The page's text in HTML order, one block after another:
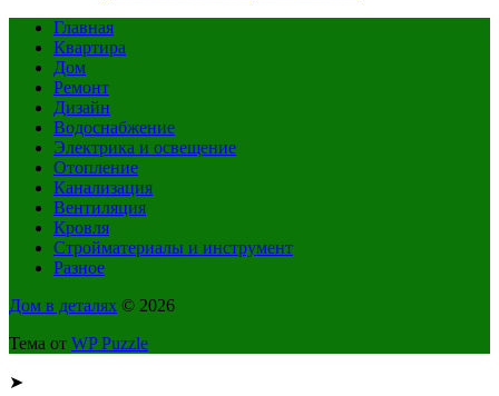
Главная
Квартира
Дом
Ремонт
Дизайн
Водоснабжение
Электрика и освещение
Отопление
Канализация
Вентиляция
Кровля
Стройматериалы и инструмент
Разное
Дом в деталях © 2026
Тема от WP Puzzle
➤